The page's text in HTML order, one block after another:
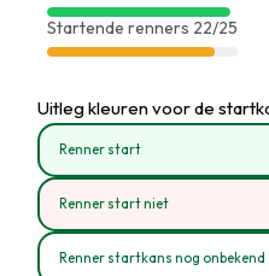
Startende renners 22/25
Uitleg kleuren voor de
Renner start
Renner start niet
Renner startkans nog onbekend